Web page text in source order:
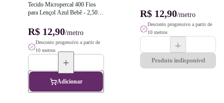
Tecido Micropercal 400 Fios
para Lençol Azul Bebê - 2,50m
R$ 12,90/metro
Desconto progressivo a partir de
10 metros
Adicionar
R$ 12,90/metro
Desconto progressivo a partir de
10 metros
Produto indisponível